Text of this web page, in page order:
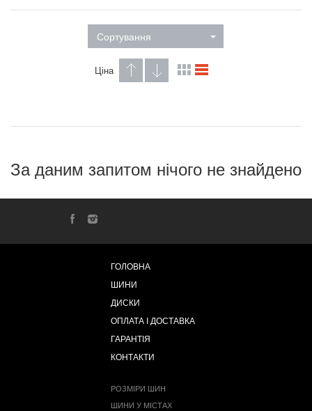
Сортування
Ціна
За даним запитом нічого не знайдено
ГОЛОВНА
ШИНИ
ДИСКИ
ОПЛАТА І ДОСТАВКА
ГАРАНТІЯ
КОНТАКТИ
РОЗМІРИ ШИН
ШИНИ У МІСТАХ